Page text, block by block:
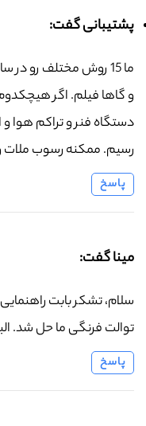
پشتیبانی گفت:
ما 15 روش مختلف رو
و گاها فیلم. اگر
دستگاه فنر و تراکم هوا
رسیم. ممکنه رسوب ملات
پاسخ
مینا گفت:
سلام، تشکر بابت
توالت فرنگی ما حل شد.
پاسخ